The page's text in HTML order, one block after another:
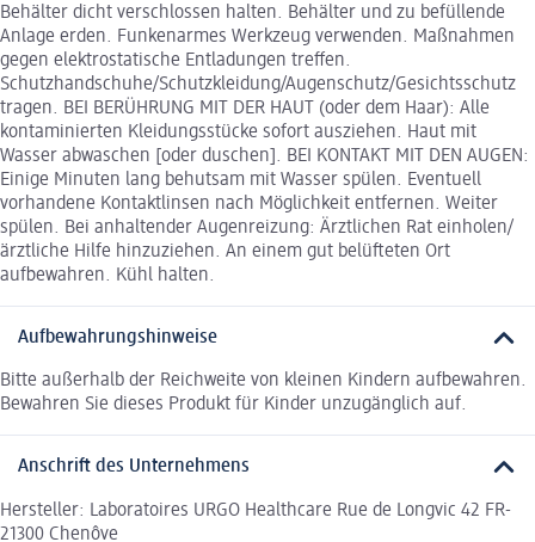
Behälter dicht verschlossen halten. Behälter und zu befüllende
Anlage erden. Funkenarmes Werkzeug verwenden. Maßnahmen
gegen elektrostatische Entladungen treffen.
Schutzhandschuhe/Schutzkleidung/Augenschutz/Gesichtsschutz
tragen. BEI BERÜHRUNG MIT DER HAUT (oder dem Haar): Alle
kontaminierten Kleidungsstücke sofort ausziehen. Haut mit
Wasser abwaschen [oder duschen]. BEI KONTAKT MIT DEN AUGEN:
Einige Minuten lang behutsam mit Wasser spülen. Eventuell
vorhandene Kontaktlinsen nach Möglichkeit entfernen. Weiter
spülen. Bei anhaltender Augenreizung: Ärztlichen Rat einholen/
ärztliche Hilfe hinzuziehen. An einem gut belüfteten Ort
aufbewahren. Kühl halten.
Aufbewahrungshinweise
Bitte außerhalb der Reichweite von kleinen Kindern aufbewahren.
Bewahren Sie dieses Produkt für Kinder unzugänglich auf.
Anschrift des Unternehmens
Hersteller: Laboratoires URGO Healthcare Rue de Longvic 42 FR-
21300 Chenôve